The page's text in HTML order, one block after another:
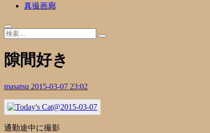
真撮画廊
隙間好き
masatsu 2015-03-07 23:02
通勤途中に撮影